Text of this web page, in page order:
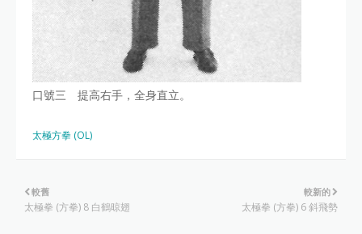
口號三 提高右手，全身直立。
太極方拳 (OL)
較新的
太極拳 (方拳) 6 斜飛勢
較舊
太極拳 (方拳) 8 白鶴晾翅